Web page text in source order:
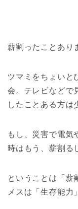
薪割ったことあり
ツマミをちょいと
会。テレビなどで
したことある方は
もし、災害で電
時はもう、薪割る
ということは「薪
メスは「生存能力